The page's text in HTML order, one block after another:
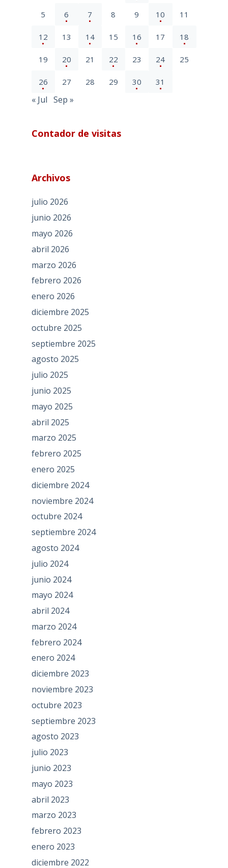
5 6 7 8 9 10 11
12 13 14 15 16 17 18
19 20 21 22 23 24 25
26 27 28 29 30 31
« Jul Sep »
Contador de visitas
Archivos
julio 2026
junio 2026
mayo 2026
abril 2026
marzo 2026
febrero 2026
enero 2026
diciembre 2025
octubre 2025
septiembre 2025
agosto 2025
julio 2025
junio 2025
mayo 2025
abril 2025
marzo 2025
febrero 2025
enero 2025
diciembre 2024
noviembre 2024
octubre 2024
septiembre 2024
agosto 2024
julio 2024
junio 2024
mayo 2024
abril 2024
marzo 2024
febrero 2024
enero 2024
diciembre 2023
noviembre 2023
octubre 2023
septiembre 2023
agosto 2023
julio 2023
junio 2023
mayo 2023
abril 2023
marzo 2023
febrero 2023
enero 2023
diciembre 2022